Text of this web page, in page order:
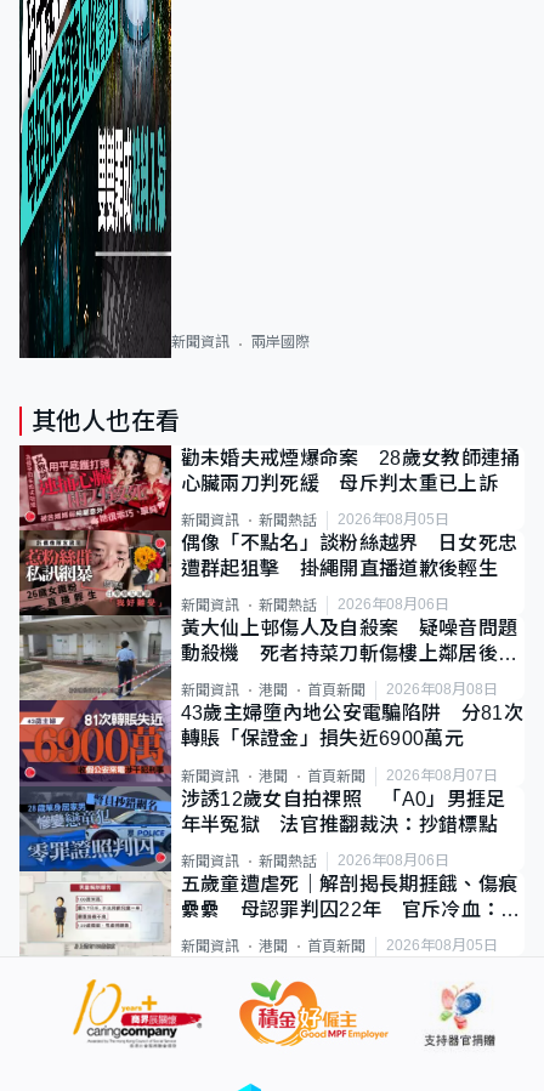
新聞資訊 兩岸國際
其他人也在看
勸未婚夫戒煙爆命案 28歲女教師連捅
心臟兩刀判死緩 母斥判太重已上訴
新聞資訊 新聞熱話 2026年08月05日
偶像「不點名」談粉絲越界 日女死忠
遭群起狙擊 掛繩開直播道歉後輕生
新聞資訊 新聞熱話 2026年08月06日
黃大仙上邨傷人及自殺案 疑噪音問題
動殺機 死者持菜刀斬傷樓上鄰居後墮
斃
新聞資訊 港聞 首頁新聞 2026年08月08日
43歲主婦墮內地公安電騙陷阱 分81次
轉賬「保證金」損失近6900萬元
新聞資訊 港聞 首頁新聞 2026年08月07日
涉誘12歲女自拍祼照 「A0」男捱足
年半冤獄 法官推翻裁決：抄錯標點
新聞資訊 新聞熱話 2026年08月06日
五歲童遭虐死｜解剖揭長期捱餓、傷痕
纍纍 母認罪判囚22年 官斥冷血：同
類案最惡劣
新聞資訊 港聞 首頁新聞 2026年08月05日